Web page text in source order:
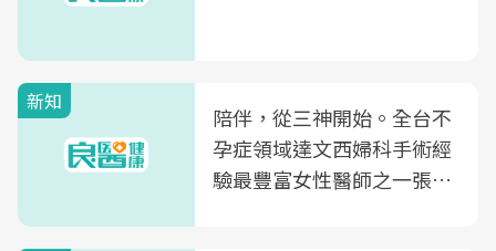
新知
陪伴，從三神開始。全台不
孕症領域達文西婦科手術經
驗最豐富女性醫師之一張永